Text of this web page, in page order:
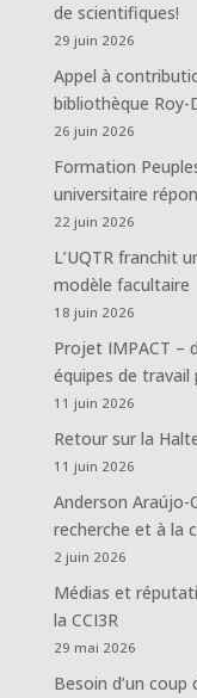
de scientifiques!
29 juin 2026
Appel à
bibliothèque Roy-
26 juin 2026
Formation
universitaire
22 juin 2026
L’UQTR franchit
modèle facultaire
18 juin 2026
Projet IMPACT –
équipes de
11 juin 2026
Retour sur la
11 juin 2026
Anderson Araújo-
recherche et à la
2 juin 2026
Médias et
la CCI3R
29 mai 2026
Besoin d’un